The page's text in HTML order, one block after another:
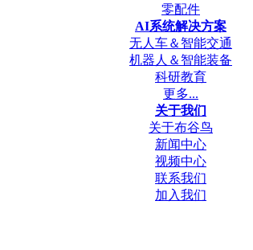
零配件
AI系统解决方案
无人车＆智能交通
机器人＆智能装备
科研教育
更多...
关于我们
关于布谷鸟
新闻中心
视频中心
联系我们
加入我们